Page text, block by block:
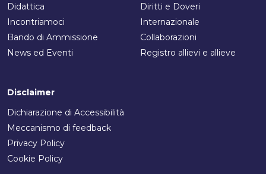
Didattica
Incontriamoci
Bando di Ammissione
News ed Eventi
Diritti e Doveri
Internazionale
Collaborazioni
Registro allievi e allieve
Disclaimer
Dichiarazione di Accessibilità
Meccanismo di feedback
Privacy Policy
Cookie Policy